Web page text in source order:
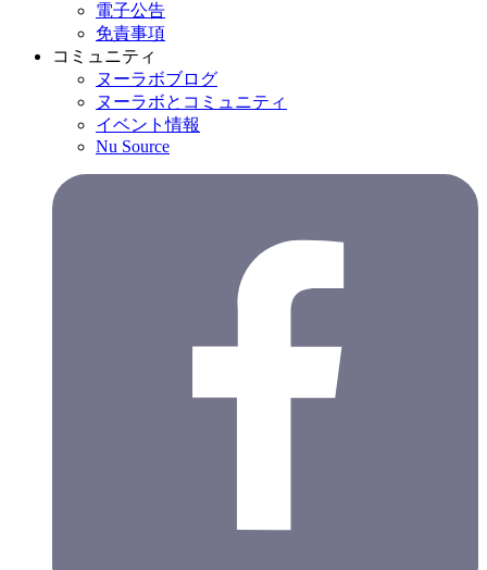
電子公告
免責事項
コミュニティ
ヌーラボブログ
ヌーラボとコミュニティ
イベント情報
Nu Source